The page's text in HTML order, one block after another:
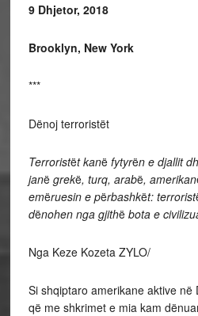
9 Dhjetor, 2018
Brooklyn, New York
***
Dënoj terroristët
Terroristët kanëfytyrën e djallit
janëgrekë, turq, arabë, amerikan
emëruesin e përbashkët: terrorist
dënohen nga gjithëbota e
Nga Keze Kozeta ZYLO/
Si shqiptaro amerikane aktive në
që me shkrimet e mia kam